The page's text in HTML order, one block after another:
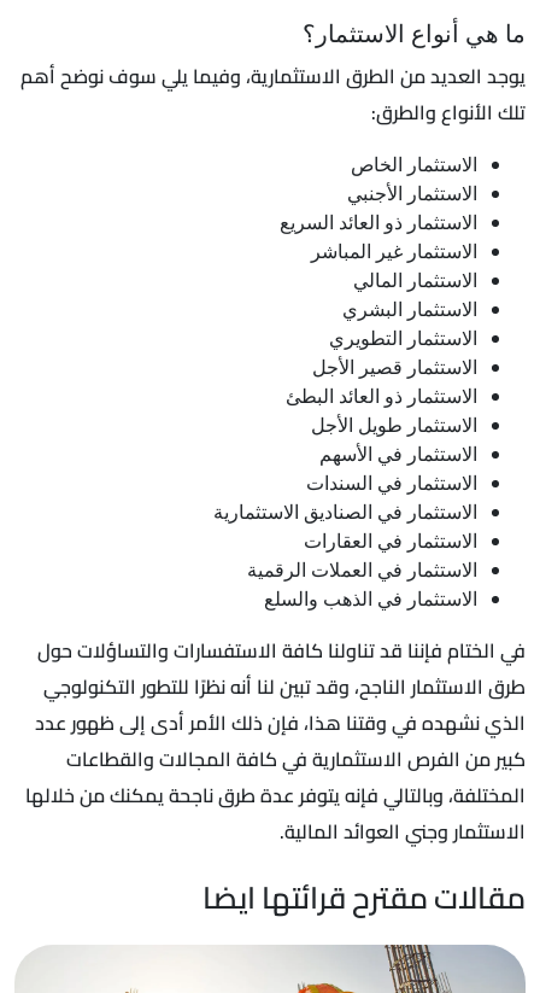
ما هي أنواع الاستثمار؟
يوجد العديد من الطرق الاستثمارية، وفيما يلي سوف نوضح أهم
تلك الأنواع والطرق:
الاستثمار الخاص
الاستثمار الأجنبي
الاستثمار ذو العائد السريع
الاستثمار غير المباشر
الاستثمار المالي
الاستثمار البشري
الاستثمار التطويري
الاستثمار قصير الأجل
الاستثمار ذو العائد البطئ
الاستثمار طويل الأجل
الاستثمار في الأسهم
الاستثمار في السندات
الاستثمار في الصناديق الاستثمارية
الاستثمار في العقارات
الاستثمار في العملات الرقمية
الاستثمار في الذهب والسلع
في الختام فإننا قد تناولنا كافة الاستفسارات والتساؤلات حول
طرق الاستثمار الناجح، وقد تبين لنا أنه نظرًا للتطور التكنولوجي
الذي نشهده في وقتنا هذا، فإن ذلك الأمر أدى إلى ظهور عدد
كبير من الفرص الاستثمارية في كافة المجالات والقطاعات
المختلفة، وبالتالي فإنه يتوفر عدة طرق ناجحة يمكنك من خلالها
الاستثمار وجني العوائد المالية.
مقالات مقترح قرائتها ايضا